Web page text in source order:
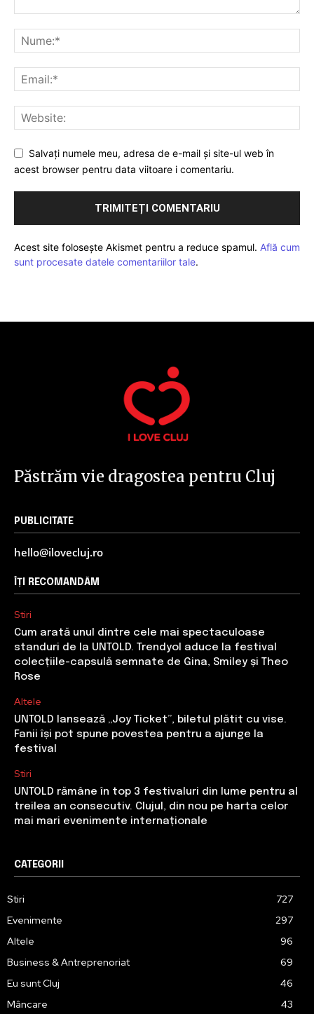
Salvați numele meu, adresa de e-mail și site-ul web în
acest browser pentru data viitoare i comentariu.
Acest site folosește Akismet pentru a reduce spamul. Află cum
sunt procesate datele comentariilor tale.
Păstrăm vie dragostea pentru Cluj
PUBLICITATE
hello@ilovecluj.ro
ÎȚI RECOMANDĂM
Stiri
Cum arată unul dintre cele mai spectaculoase
standuri de la UNTOLD. Trendyol aduce la festival
colecțiile-capsulă semnate de Gina, Smiley și Theo
Rose
Altele
UNTOLD lansează „Joy Ticket”, biletul plătit cu vise.
Fanii își pot spune povestea pentru a ajunge la
festival
Stiri
UNTOLD rămâne în top 3 festivaluri din lume pentru al
treilea an consecutiv. Clujul, din nou pe harta celor
mai mari evenimente internaționale
CATEGORII
Stiri
727
Evenimente
297
Altele
96
Business & Antreprenoriat
69
Eu sunt Cluj
46
Mâncare
43